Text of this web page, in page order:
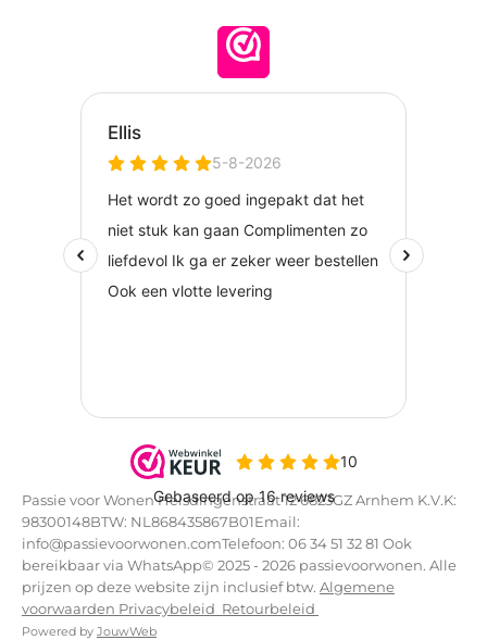
Passie voor Wonen Helsdingenstraat 12 6823GZ Arnhem K.V.K:
98300148BTW: NL868435867B01Email:
info@passievoorwonen.comTelefoon: 06 34 51 32 81 Ook
bereikbaar via WhatsApp© 2025 - 2026 passievoorwonen. Alle
prijzen op deze website zijn inclusief btw. Algemene
voorwaarden Privacybeleid Retourbeleid
Powered by JouwWeb